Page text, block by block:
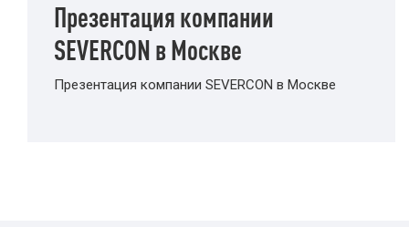
Презентация компании
SEVERCON в Москве
Презентация компании SEVERCON в Москве